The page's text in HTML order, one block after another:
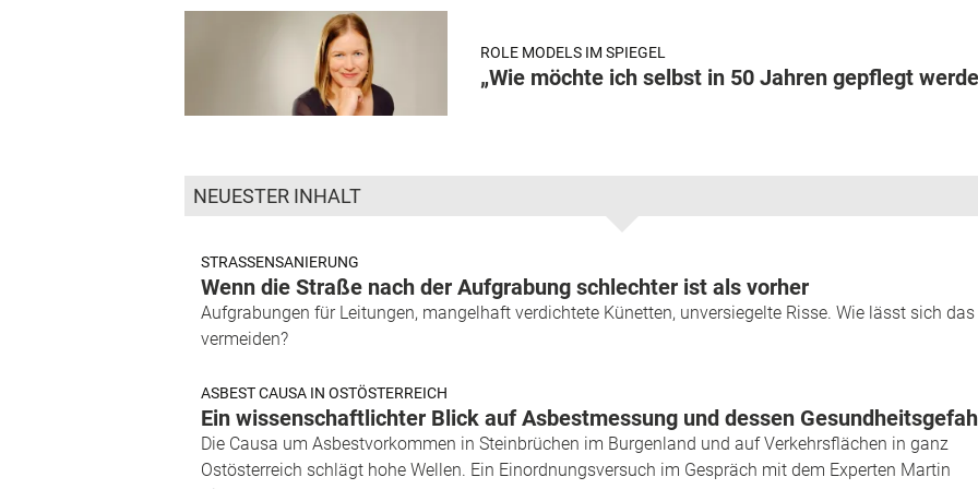
ROLE MODELS IM SPIEGEL
„Wie möchte ich selbst in 50 Jahren gepflegt
NEUESTER INHALT
STRASSENSANIERUNG
Wenn die Straße nach der Aufgrabung schlechter ist als vorher
Aufgrabungen für Leitungen, mangelhaft verdichtete Künetten, unversiegelte Risse. Wie lässt sich das
vermeiden?
ASBEST CAUSA IN OSTÖSTERREICH
Ein wissenschaftlichter Blick auf Asbestmessung und dessen
Die Causa um Asbestvorkommen in Steinbrüchen im Burgenland und auf Verkehrsflächen in ganz
Ostösterreich schlägt hohe Wellen. Ein Einordnungsversuch im Gespräch mit dem Experten Martin